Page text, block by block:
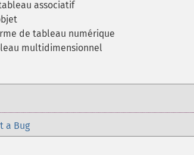
associatif
de tableau numérique
multidimensionnel
a Bug